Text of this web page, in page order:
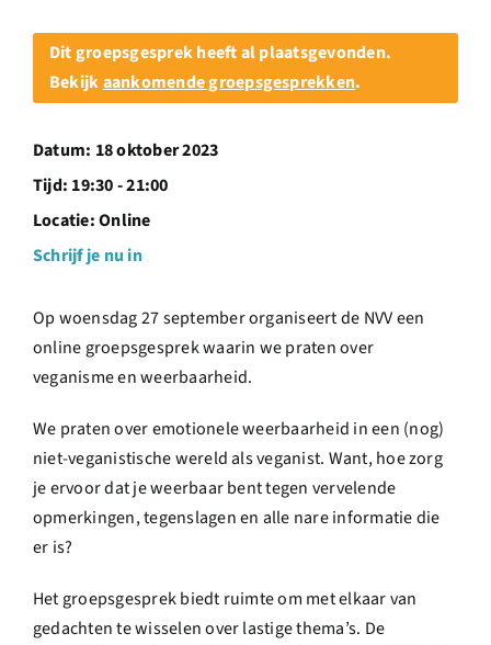
Doneren
Shop
English
Dit groepsgesprek heeft al plaatsgevonden.
Bekijkaankomende groepsgesprekken.
Datum: 18 oktober 2023
Tijd: 19:30 - 21:00
Locatie:Online
Schrijf je nu in
Op woensdag 27 september organiseert de NVV een
online groepsgesprek waarin we praten over
veganisme en weerbaarheid.
We praten over emotionele weerbaarheid in een (nog)
niet-veganistische wereld als veganist. Want, hoe zorg
je ervoor dat je weerbaar bent tegen vervelende
opmerkingen, tegenslagen en alle nare informatie die
er is?
Het groepsgesprek biedt ruimte om met elkaar van
gedachten te wisselen over lastige thema’s. De